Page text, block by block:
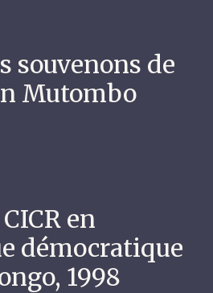
souvenons de
Mutombo
en
démocratique
1998